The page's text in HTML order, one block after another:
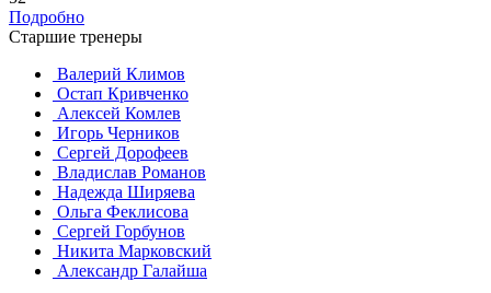
Подробно
Старшие тренеры
Валерий Климов
Остап Кривченко
Алексей Комлев
Игорь Черников
Сергей Дорофеев
Владислав Романов
Надежда Ширяева
Ольга Феклисова
Сергей Горбунов
Никита Марковский
Александр Галайша